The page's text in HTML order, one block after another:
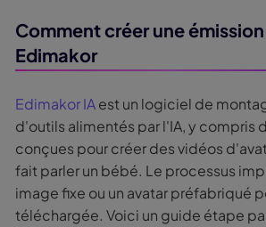
Comment créer une
Edimakor
Edimakor IAest un logiciel de
d'outils alimentés par l'IA, y
conçues pour créer des vidéos
fait parler un bébé. Le processus
image fixe ou un avatar préfabriqué
téléchargée. Voici un guide étape